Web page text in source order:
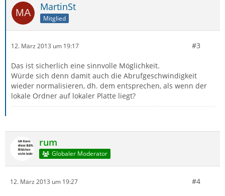
MartinSt
Mitglied
12. März 2013 um 19:17 #3
Das ist sicherlich eine sinnvolle Möglichkeit.
Würde sich denn damit auch die Abrufgeschwindigkeit
wieder normalisieren, dh. dem entsprechen, als wenn der
lokale Ordner auf lokaler Platte liegt?
rum
Globaler Moderator
12. März 2013 um 19:27 #4